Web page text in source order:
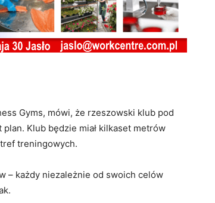
Gyms, mówi, że rzeszowski klub pod
Klub będzie miał kilkaset metrów
treningowych.
– każdy niezależnie od swoich celów